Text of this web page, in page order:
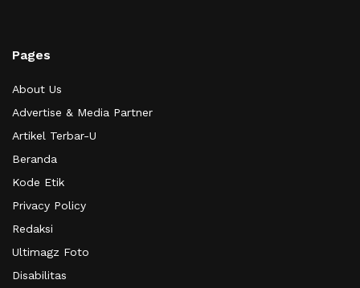
Pages
About Us
Advertise & Media Partner
Artikel Terbar-U
Beranda
Kode Etik
Privacy Policy
Redaksi
Ultimagz Foto
Disabilitas